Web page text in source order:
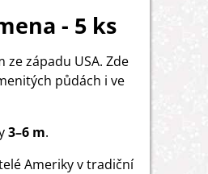
- 5 ks
ze západu USA. Zde
půdách i ve
3–6 m.
Ameriky v tradiční